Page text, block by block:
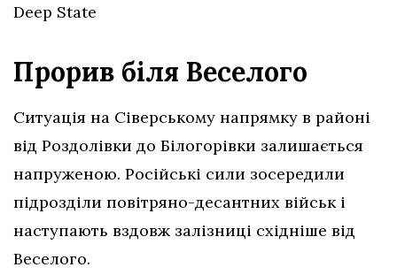
Deep State
Прорив біля Веселого
Ситуація на Сіверському напрямку в районі
від Роздолівки до Білогорівки залишається
напруженою. Російські сили зосередили
підрозділи повітряно-десантних військ і
наступають вздовж залізниці східніше від
Веселого.